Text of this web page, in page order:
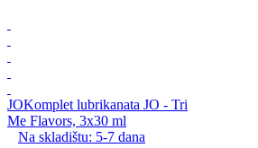
JOKomplet lubrikanata JO - Tri
Me Flavors, 3x30 ml
Na skladištu: 5-7 dana